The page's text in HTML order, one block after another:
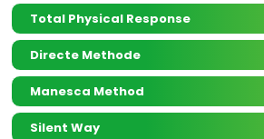
Total Physical Response
Directe Methode
Manesca Method
Silent Way